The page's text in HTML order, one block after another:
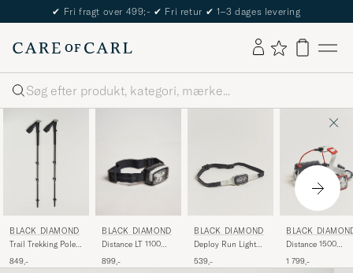
✔ Fri fragt over 499;- ✔ Fri retur ✔ 1–3 dages levering
Søg
BLACK DIAMOND
Trail Trekking Poles
849,-
BLACK DIAMOND
Distance LT 1100
Alloy
899,-
BLACK DIAMOND
Deploy Run Light
539,-
BLACK
Distance 1500
1 799,-